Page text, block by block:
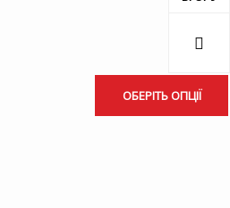
ОБЕРІТЬ ОПЦІЇ